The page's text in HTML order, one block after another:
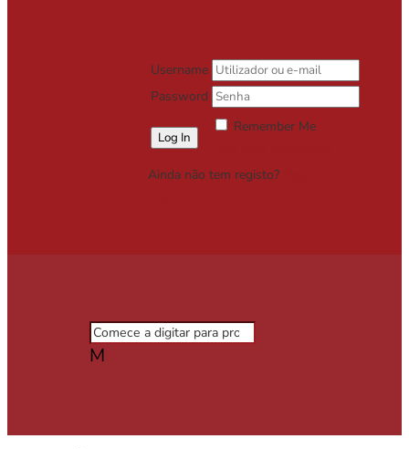
Username
Password
Remember Me
Ainda não tem registo?
M